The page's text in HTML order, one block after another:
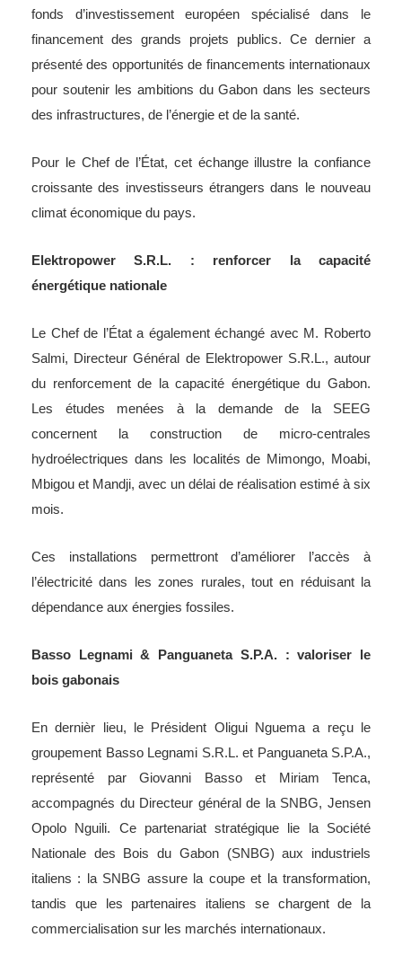
fonds d’investissement européen spécialisé dans le
financement des grands projets publics. Ce dernier a
présenté des opportunités de financements internationaux
pour soutenir les ambitions du Gabon dans les secteurs
des infrastructures, de l’énergie et de la santé.
Pour le Chef de l’État, cet échange illustre la confiance
croissante des investisseurs étrangers dans le nouveau
climat économique du pays.
Elektropower S.R.L. : renforcer la capacité
énergétique nationale
Le Chef de l’État a également échangé avec M. Roberto
Salmi, Directeur Général de Elektropower S.R.L., autour
du renforcement de la capacité énergétique du Gabon.
Les études menées à la demande de la SEEG
concernent la construction de micro-centrales
hydroélectriques dans les localités de Mimongo, Moabi,
Mbigou et Mandji, avec un délai de réalisation estimé à six
mois.
Ces installations permettront d’améliorer l’accès à
l’électricité dans les zones rurales, tout en réduisant la
dépendance aux énergies fossiles.
Basso Legnami & Panguaneta S.P.A. : valoriser le
bois gabonais
En dernièr lieu, le Président Oligui Nguema a reçu le
groupement Basso Legnami S.R.L. et Panguaneta S.P.A.,
représenté par Giovanni Basso et Miriam Tenca,
accompagnés du Directeur général de la SNBG, Jensen
Opolo Nguili. Ce partenariat stratégique lie la Société
Nationale des Bois du Gabon (SNBG) aux industriels
italiens : la SNBG assure la coupe et la transformation,
tandis que les partenaires italiens se chargent de la
commercialisation sur les marchés internationaux.